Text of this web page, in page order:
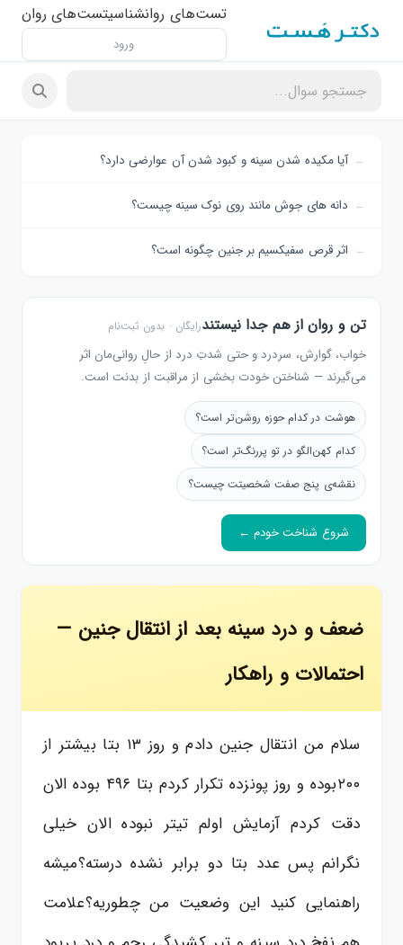
تست‌های روانشناسیتست‌های روان
ورود
آیا مکیده شدن سینه و کبود شدن آن عوارضی دارد؟
دانه های جوش مانند روی نوک سینه چیست؟
اثر قرص سفیکسیم بر جنین چگونه است؟
تن و روان از هم جدا نیستندرایگان · بدون ثبت‌نام
خواب، گوارش، سردرد و حتی شدتِ درد از حالِ روانی‌مان اثر
می‌گیرند — شناختن خودت بخشی از مراقبت از بدنت است.
هوشت در کدام حوزه روشن‌تر است؟
کدام کهن‌الگو در تو پررنگ‌تر است؟
نقشه‌ی پنج صفت شخصیتت چیست؟
شروع شناخت خودم ←
ضعف و درد سینه بعد از انتقال جنین —
احتمالات و راهکار
سلام من انتقال جنین دادم و روز ۱۳ بتا بیشتر از
۲۰۰بوده و روز پونزده تکرار کردم بتا ۴۹۶ بوده الان
دقت کردم آزمایش اولم تیتر نبوده الان خیلی
نگرانم پس عدد بتا دو برابر نشده درسته؟میشه
راهنمایی کنید این وضعیت من چطوریه؟علامت